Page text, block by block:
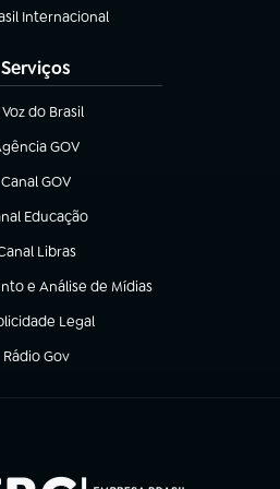
Internacional
em nova aba)
Serviços
do Brasil
em nova aba)
GOV
em nova aba)
Canal GOV
(abre em nova aba)
Educação
em nova aba)
Libras
em nova aba)
e Análise de Mídias
aba)
Legal
em nova aba)
Rádio Gov
(abre em nova aba)